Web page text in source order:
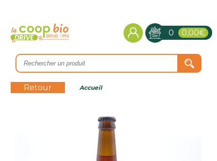
0 0,00€
Retour Accueil